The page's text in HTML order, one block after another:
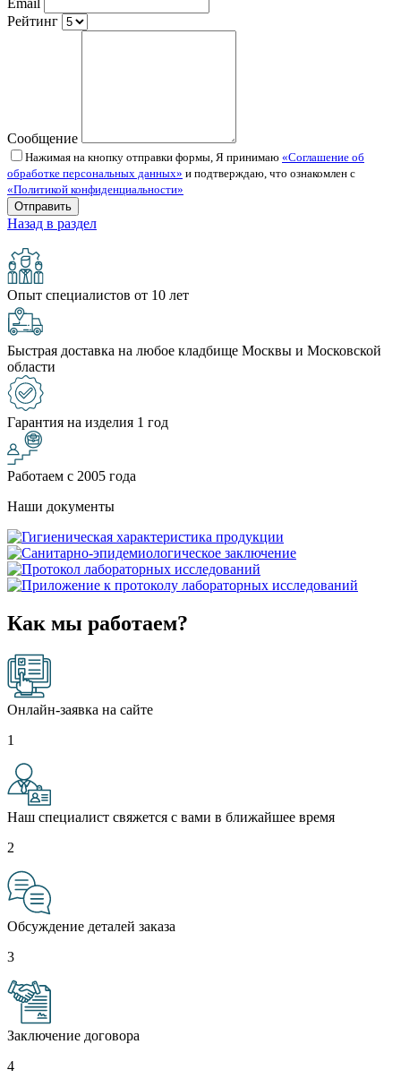
Рейтинг
Сообщение
Нажимая на кнопку отправки формы, Я принимаю «Соглашение об
обработке персональных данных» и подтверждаю, что ознакомлен с
«Политикой конфиденциальности»
Назад в раздел
Опыт специалистов от 10 лет
Быстрая доставка на любое кладбище Москвы и Московской
области
Гарантия на изделия 1 год
Работаем с 2005 года
Наши документы
Как мы работаем?
Онлайн-заявка на сайте
1
Наш специалист свяжется с вами в ближайшее время
2
Обсуждение деталей заказа
3
Заключение договора
4